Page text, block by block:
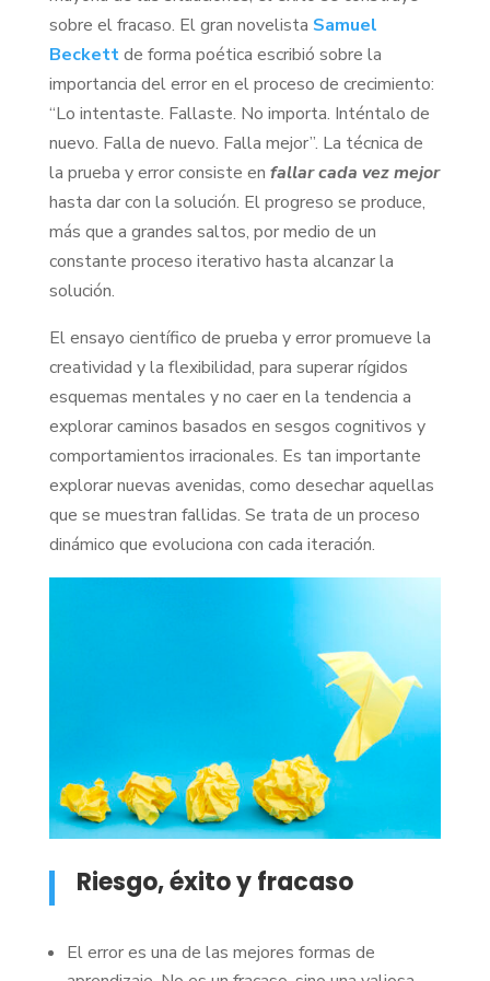
sobre el fracaso. El gran novelista Samuel
Beckettde forma poética escribió sobre la
importancia del error en el proceso de crecimiento:
“Lo intentaste. Fallaste. No importa. Inténtalo de
nuevo. Falla de nuevo. Falla mejor”. La técnica de
la prueba y error consiste en fallar cada vez mejor
hasta dar con la solución. El progreso se produce,
más que a grandes saltos, por medio de un
constante proceso iterativo hasta alcanzar la
solución.
El ensayo científico de prueba y error promueve la
creatividad y la flexibilidad, para superar rígidos
esquemas mentales y no caer en la tendencia a
explorar caminos basados en sesgos cognitivos y
comportamientos irracionales. Es tan importante
explorar nuevas avenidas, como desechar aquellas
que se muestran fallidas. Se trata de un proceso
dinámico que evoluciona con cada iteración.
Riesgo, éxito y fracaso
El error es una de las mejores formas de